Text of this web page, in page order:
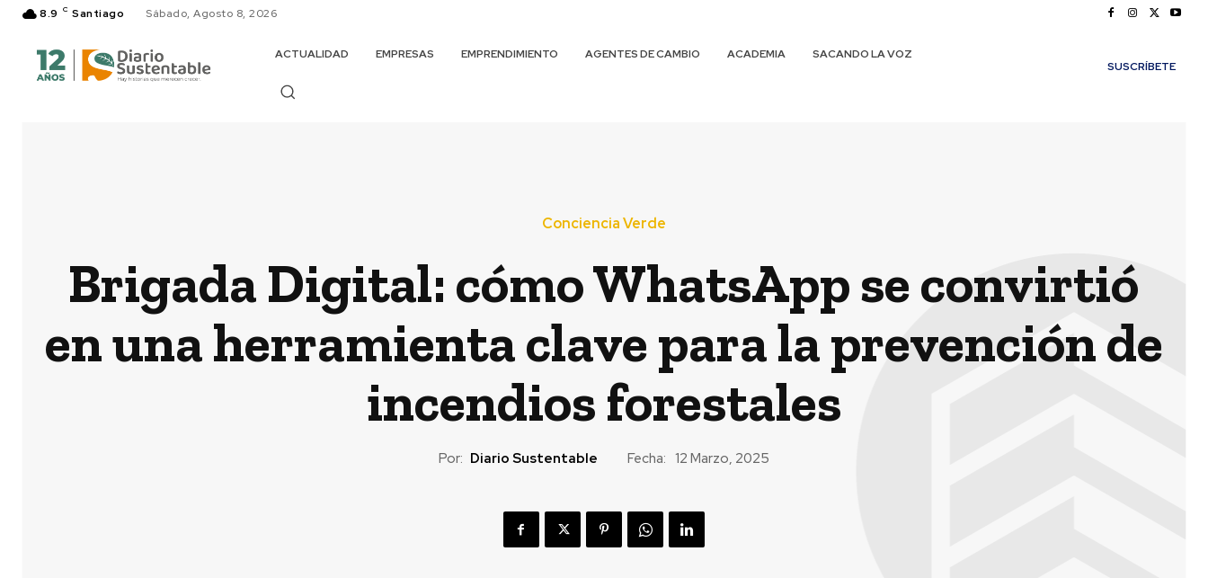
8.9 C Santiago Sábado, Agosto 8, 2026
ACTUALIDAD EMPRESAS EMPRENDIMIENTO AGENTES DE CAMBIO ACADEMIA
SACANDO LA VOZ
SUSCRÍBETE
Conciencia Verde
Brigada Digital: cómo WhatsApp se convirtió
en una herramienta clave para la prevención de
incendios forestales
Por: Diario Sustentable Fecha: 12 Marzo, 2025